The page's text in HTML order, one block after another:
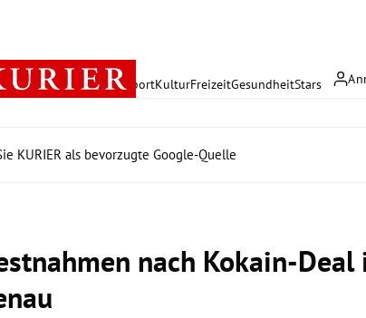
PolitikWirtschaft SportKulturFreizeitGesundheitStars
KURIER als bevorzugte Google-Quelle
nach Kokain-Deal